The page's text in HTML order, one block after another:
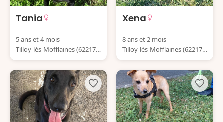
Tania
5 ans et 4 mois
Tilloy-lès-Mofflaines (62217)
France
Xena
8 ans et 2 mois
Tilloy-lès-Mofflaines (62217)
France